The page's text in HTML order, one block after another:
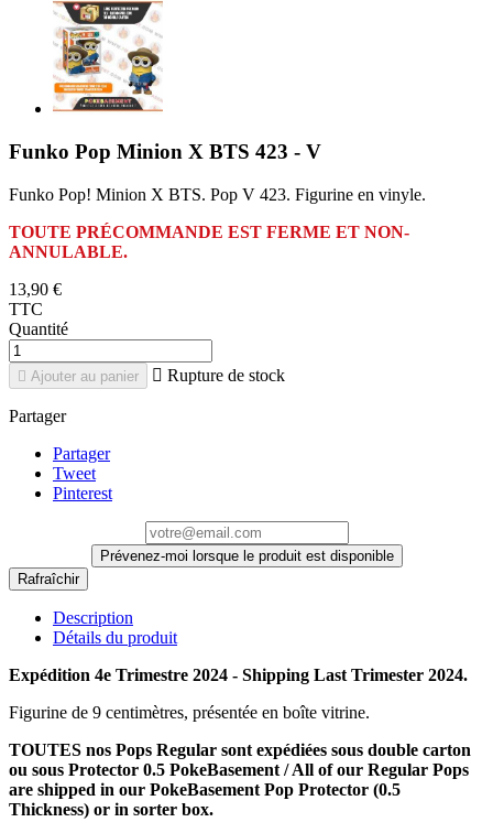
Funko Pop Minion X BTS 423 - V
Funko Pop! Minion X BTS. Pop V 423. Figurine en vinyle.
TOUTE PRÉCOMMANDE EST FERME ET NON-
ANNULABLE.
13,90 €
TTC
Quantité
 Ajouter au panier  Rupture de stock
Partager
Partager
Tweet
Pinterest
Prévenez-moi lorsque le produit est disponible
Description
Détails du produit
Expédition 4e Trimestre 2024 - Shipping Last Trimester 2024.
Figurine de 9 centimètres, présentée en boîte vitrine.
TOUTES nos Pops Regular sont expédiées sous double carton
ou sous Protector 0.5 PokeBasement / All of our Regular Pops
are shipped in our PokeBasement Pop Protector (0.5
Thickness) or in sorter box.